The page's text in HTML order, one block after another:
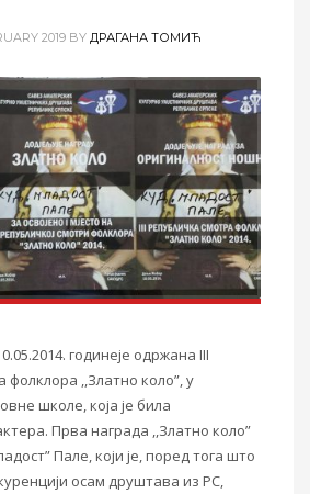
2019 BY ДРАГАНА ТОМИЋ
годинеје одржана III
фолклора ,,Златно коло”, у
школе, која је била
Прва награда ,,Златно коло”
Пале, који је, поред тога што
осам друштава из РС,